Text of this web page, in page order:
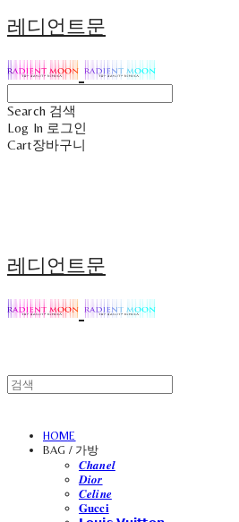
레디언트문
Search 검색
Log In 로그인
Cart장바구니
레디언트문
HOME
BAG / 가방
𝑪𝒉𝒂𝒏𝒆𝒍
𝑫𝒊𝒐𝒓
𝑪𝒆𝒍𝒊𝒏𝒆
𝐆𝐮𝐜𝐜𝐢